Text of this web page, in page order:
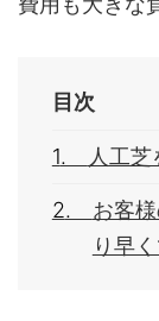
目次
人工
お客
り早